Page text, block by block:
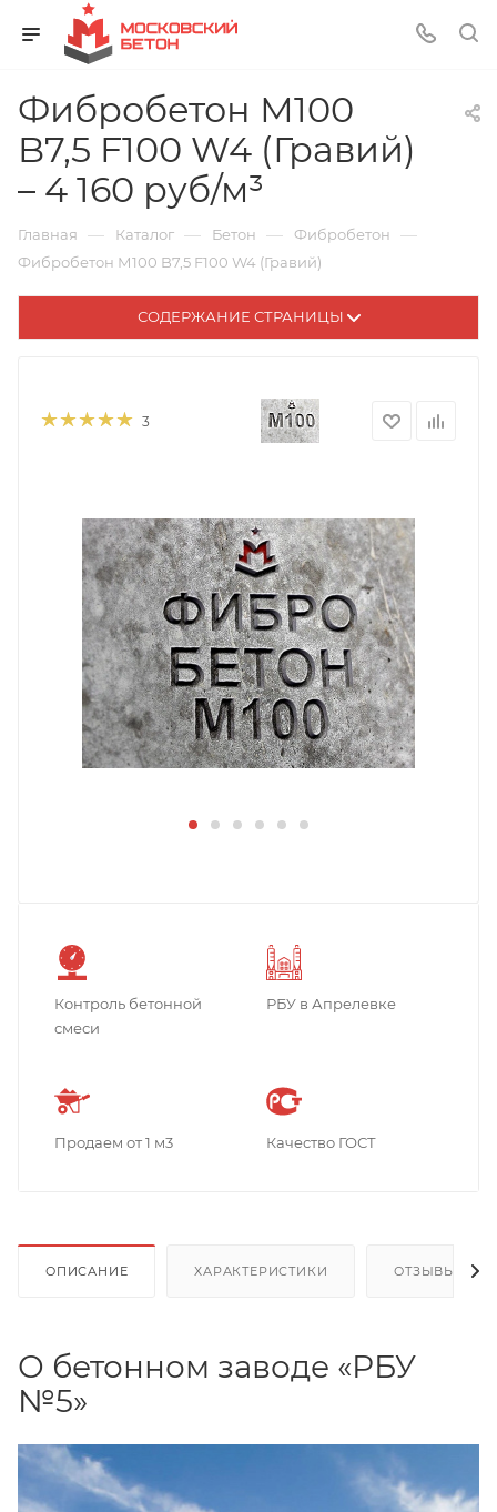
Фибробетон М100
B7,5 F100 W4 (Гравий)
– 4 160 руб/м³
Главная — Каталог — Бетон — Фибробетон —
Фибробетон М100 B7,5 F100 W4 (Гравий)
СОДЕРЖАНИЕ СТРАНИЦЫ
3
Контроль бетонной
смеси
РБУ в Апрелевке
Продаем от 1 м3 Качество ГОСТ
ОПИСАНИЕ ХАРАКТЕРИСТИКИ ОТЗЫВЫ
О бетонном заводе «РБУ
№5»